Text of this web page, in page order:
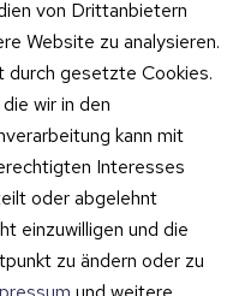
von Drittanbietern
Website zu analysieren.
gesetzte Cookies.
wir in den
kann mit
Interesses
oder abgelehnt
einzuwilligen und die
zu ändern oder zu
eigenen
Versand